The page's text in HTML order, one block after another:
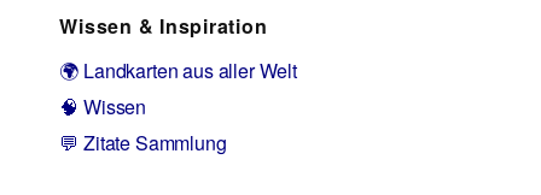
Wissen & Inspiration
🌍 Landkarten aus aller Welt
🧠 Wissen
💬 Zitate Sammlung